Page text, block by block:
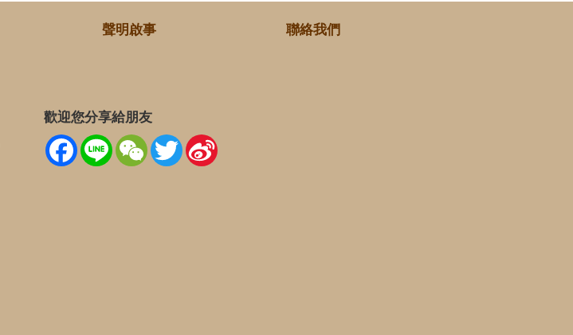
聲明啟事 聯絡我們
歡迎您分享給朋友
Facebook
Line WeChatTwitter